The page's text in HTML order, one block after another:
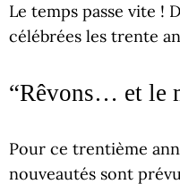
Le temps passe vite !
célébrées les trente
“Rêvons… et le
Pour ce trentième
nouveautés sont